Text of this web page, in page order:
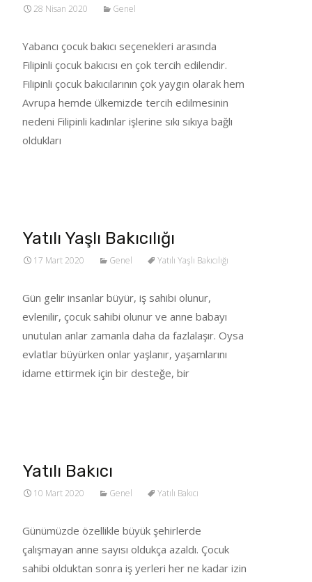
28 Nisan 2020 Genel
Yabancı çocuk bakıcı seçenekleri arasında
Filipinli çocuk bakıcısı en çok tercih edilendir.
Filipinli çocuk bakıcılarının çok yaygın olarak hem
Avrupa hemde ülkemizde tercih edilmesinin
nedeni Filipinli kadınlar işlerine sıkı sıkıya bağlı
oldukları
Yatılı Yaşlı Bakıcılığı
17 Mart 2020 Genel Yatılı Yaşlı Bakıcılığı
Gün gelir insanlar büyür, iş sahibi olunur,
evlenilir, çocuk sahibi olunur ve anne babayı
unutulan anlar zamanla daha da fazlalaşır. Oysa
evlatlar büyürken onlar yaşlanır, yaşamlarını
idame ettirmek için bir desteğe, bir
Yatılı Bakıcı
10 Mart 2020 Genel Yatılı Bakıcı
Günümüzde özellikle büyük şehirlerde
çalışmayan anne sayısı oldukça azaldı. Çocuk
sahibi olduktan sonra iş yerleri her ne kadar izin